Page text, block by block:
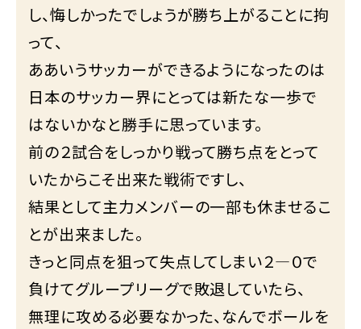
し、悔しかったでしょうが勝ち上がることに拘
って、
ああいうサッカーができるようになったのは
日本のサッカー界にとっては新たな一歩で
はないかなと勝手に思っています。
前の２試合をしっかり戦って勝ち点をとって
いたからこそ出来た戦術ですし、
結果として主力メンバーの一部も休ませるこ
とが出来ました。
きっと同点を狙って失点してしまい２―０で
負けてグループリーグで敗退していたら、
無理に攻める必要なかった、なんでボールを